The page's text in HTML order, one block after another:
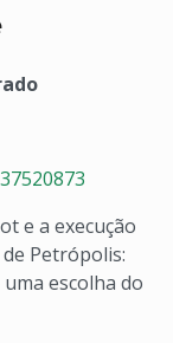
e a execução
Petrópolis:
escolha do